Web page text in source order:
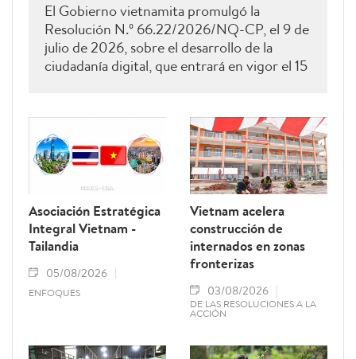
El Gobierno vietnamita promulgó la
Resolución N.º 66.22/2026/NQ-CP, el 9 de
julio de 2026, sobre el desarrollo de la
ciudadanía digital, que entrará en vigor el 15
de sus principales disposiciones, el
documento instituye el 15 de octubre de
cada año como el Día del Ciudadano Digital
de Vietnam.
Asociación Estratégica
Integral Vietnam -
Tailandia
05/08/2026
ENFOQUES
Vietnam acelera
construcción de
internados en zonas
fronterizas
03/08/2026
DE LAS RESOLUCIONES A LA
ACCIÓN